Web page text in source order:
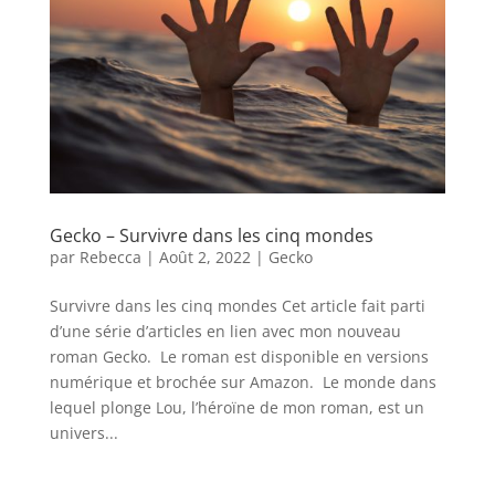
Gecko – Survivre dans les cinq mondes
par Rebecca | Août 2, 2022| Gecko
Survivre dans les cinq mondes Cet article fait parti
d’une série d’articles en lien avec mon nouveau
roman Gecko. Le roman est disponible en versions
numérique et brochée sur Amazon. Le monde dans
lequel plonge Lou, l’héroïne de mon roman, est un
univers...